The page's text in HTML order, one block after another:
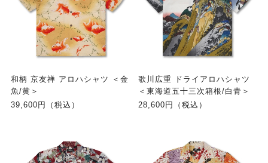
和柄 京友禅 アロハシャツ ＜金
魚/黄＞
39,600円（税込）
歌川広重 ドライアロハシャツ
＜東海道五十三次箱根/白青＞
28,600円（税込）